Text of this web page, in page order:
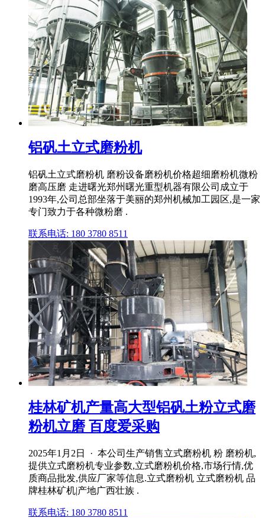
铝矾土立式磨粉机
铝矾土立式磨粉机 磨粉设备磨粉机价格超细磨粉机微粉
磨高压磨 走进曙光郑州曙光重型机器有限公司成立于
1993年,公司总部坐落于美丽的郑州机械加工园区,是一家
专门致力于各种微粉磨 .
联系电话: 180 3780 8511
桂林矿机产量高大型铝矾土粉立式磨
粉机立磨 百度爱采购
2025年1月2日 · 本公司生产销售立式磨粉机 粉 磨粉机,
提供立式磨粉机专业参数,立式磨粉机价格,市场行情,优
质商品批发,供应厂家等信息.立式磨粉机 立式磨粉机 品
牌桂林矿机|产地广西壮族 .
联系电话: 180 3780 8511